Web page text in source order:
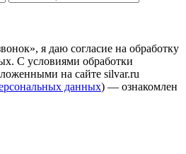
я даю согласие на обработку
С условиями обработки
на сайте silvar.ru
данных) — ознакомлен